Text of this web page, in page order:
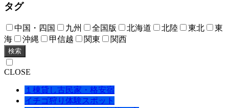
タグ
中国・四国 九州 全国版 北海道 北陸 東北
東
海
沖縄 甲信越 関東 関西
検索
CLOSE
１棟貸し古民家・格安宿
イチゴ狩り体験スポット